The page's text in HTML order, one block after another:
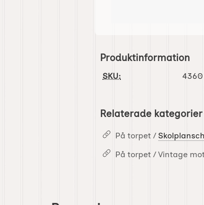
Produktinformation
SKU: 4360
Relaterade kategorier
På torpet /
På torpet / Vintage